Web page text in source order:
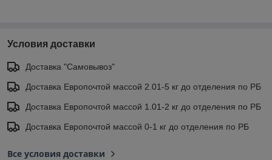
Условия доставки
Доставка "Самовывоз"
Доставка Европочтой массой 2.01-5 кг до отделения по РБ
Доставка Европочтой массой 1.01-2 кг до отделения по РБ
Доставка Европочтой массой 0-1 кг до отделения по РБ
Все условия доставки